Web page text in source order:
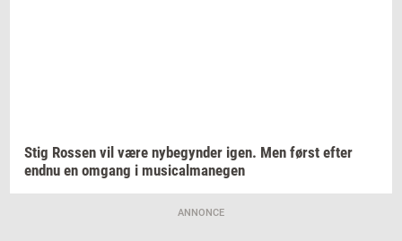
Stig Ros­sen vil være ny­be­gyn­der igen. Men først efter
endnu en om­gang i mu­si­cal­ma­ne­gen
ANNONCE